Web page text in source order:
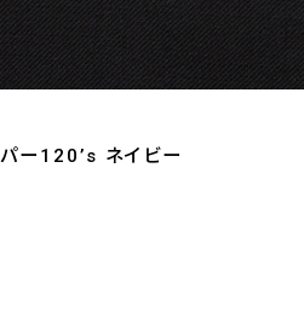
ー120’s ネイビー